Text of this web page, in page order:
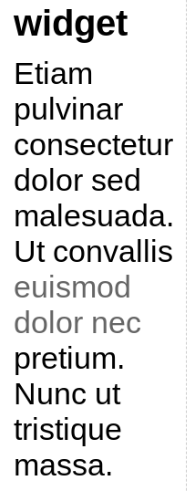
widget
Etiam
pulvinar
consectetur
dolor sed
malesuada.
Ut convallis
euismod
dolor nec
pretium.
Nunc ut
tristique
massa.